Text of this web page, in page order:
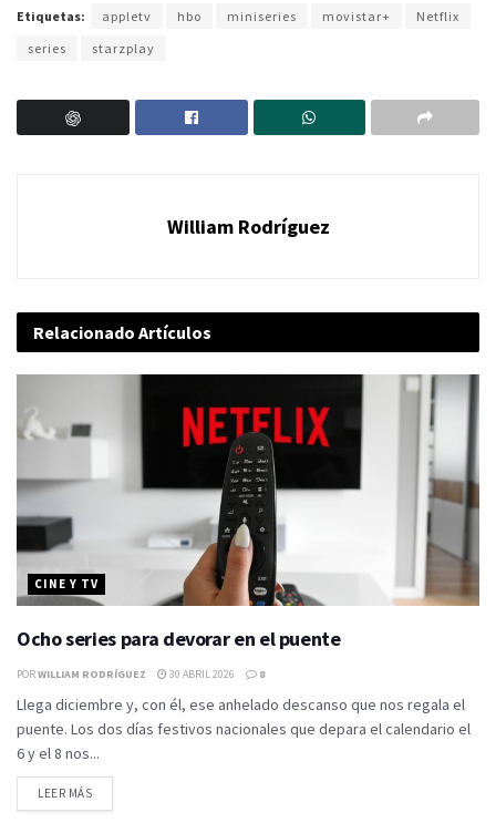
Etiquetas: appletv hbo miniseries movistar+
Netflix
series
starzplay
William Rodríguez
Relacionado Artículos
CINE Y TV
Ocho series para devorar en el puente
PORWILLIAM RODRÍGUEZ 30 ABRIL 2026 8
Llega diciembre y, con él, ese anhelado descanso que nos regala el
puente. Los dos días festivos nacionales que depara el calendario el
6 y el 8 nos...
LEER MÁS